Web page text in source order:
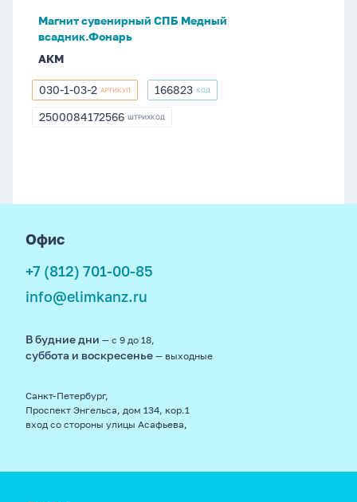
Магнит сувенирный СПБ Медный
всадник.Фонарь
АКМ
030-
1-
030-1-03-2 АРТИКУЛ 166823
166823 КОД
2500084172566
2500084172566 ШТРИХКОД
Офис
+7 (812) 701-00-85
info@elimkanz.ru
В будние дни — с 9 до 18,
суббота и воскресенье — выходные
Санкт-Петербург,
Проспект Энгельса, дом 134, кор.1
вход со стороны улицы Асафьева,